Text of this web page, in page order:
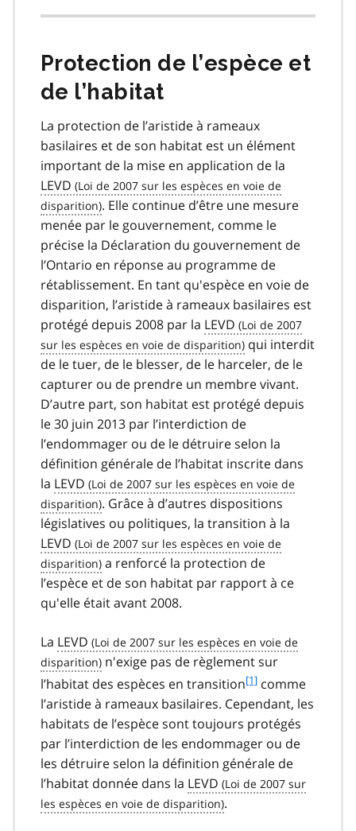
Protection de l’espèce et
de l’habitat
La protection de l’aristide à rameaux
basilaires et de son habitat est un élément
important de la mise en application de la
LEVD
. Elle continue d’être une mesure
menée par le gouvernement, comme le
précise la Déclaration du gouvernement de
l’Ontario en réponse au programme de
rétablissement. En tant qu'espèce en voie de
disparition, l’aristide à rameaux basilaires est
protégé depuis 2008 par la LEVD
qui interdit
de le tuer, de le blesser, de le harceler, de le
capturer ou de prendre un membre vivant.
D’autre part, son habitat est protégé depuis
le 30 juin 2013 par l’interdiction de
l’endommager ou de le détruire selon la
définition générale de l’habitat inscrite dans
la LEVD
. Grâce à d’autres dispositions
législatives ou politiques, la transition à la
LEVD
a renforcé la protection de
l’espèce et de son habitat par rapport à ce
qu'elle était avant 2008.
La LEVD
n'exige pas de règlement sur
l’habitat des espèces en transitionf
o
t
n
o
t
e
[1] comme
l’aristide à rameaux basilaires. Cependant, les
habitats de l’espèce sont toujours protégés
par l’interdiction de les endommager ou de
les détruire selon la définition générale de
l’habitat donnée dans la LEVD
.